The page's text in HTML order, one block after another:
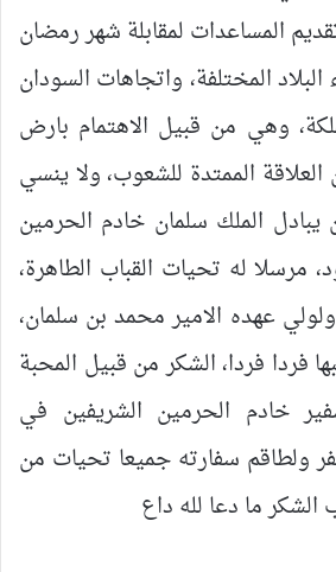
المساعدات لمقابلة شهر رمضان
المختلفة، واتجاهات السودان
وهي من قبيل الاهتمام بارض
الممتدة للشعوب، ولا ينسي
الملك سلمان خادم الحرمين
مرسلا له تحيات القباب الطاهرة،
عهده الامير محمد بن سلمان،
فردا فردا، الشكر من قبيل المحبة
خادم الحرمين الشريفين في
ولطاقم سفارته جميعا تحيات من
ما دعا لله داع